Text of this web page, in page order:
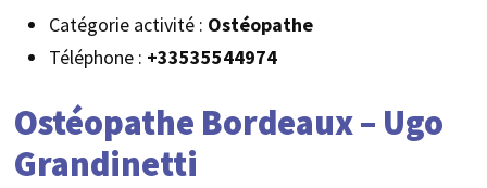
Catégorie activité : Ostéopathe
Téléphone : +33535544974
Ostéopathe Bordeaux – Ugo
Grandinetti